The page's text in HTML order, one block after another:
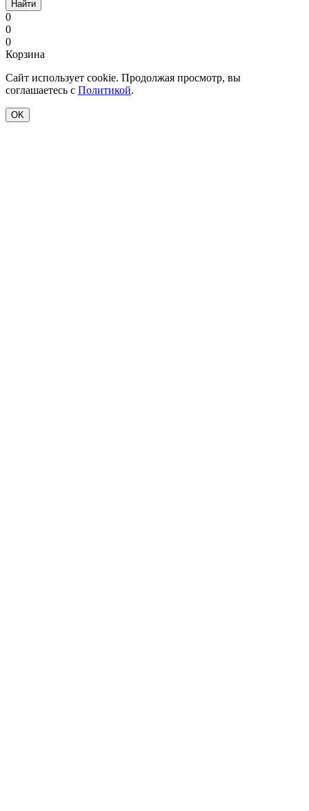
Найти
0
0
0
Корзина
Сайт использует cookie. Продолжая просмотр, вы
соглашаетесь с Политикой.
OK